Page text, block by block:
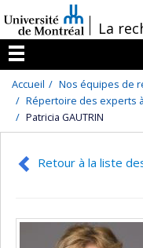
au
contenu
/La
Menu
Accueil
Nos équipes de
Répertoire des experts
Patricia GAUTRIN
Retour à la liste